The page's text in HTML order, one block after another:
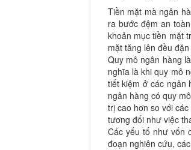
Tiền mặt mà ngân
ra bước đệm an
khoản mục tiền mặt
mặt tăng lên đều
Quy mô ngân hàng
nghĩa là khi quy mô
tiết kiệm ở các ngân
ngân hàng có quy
trị cao hơn so với
tương đối như việc
Các yếu tố như vốn
đoạn nghiên cứu,